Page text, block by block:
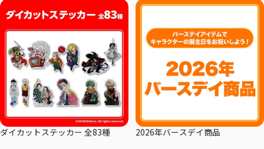
ダイカットステッカー 全83種 2026年バースデイ商品